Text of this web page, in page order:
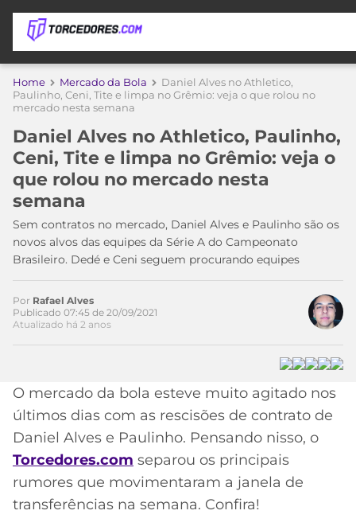
APOSTAS
DICAS
DE
APOSTA
MELHORES
SITES
DE
APOSTAS
2026
CÓDIGO
PROMOCIONAL
DE
INDICAÇÃO
BET365
CÓDIGO
BETANO
ÚLTIMAS
COPA
DO
MUNDO
TIMES
MEU
TIME
SÃO
PAULO
SANTOS
CAMPEONATOS
BRASILEIRÃO
LIBERTADORES
COPA
DO
BRASIL
MÍDIA
DA
BOLA
PALPITES
Home Mercado da Bola
Daniel Alves no Athletico,
Paulinho, Ceni, Tite e limpa no Grêmio: veja o que rolou no
mercado nesta semana
Daniel Alves no Athletico, Paulinho,
Ceni, Tite e limpa no Grêmio: veja o
que rolou no mercado nesta
semana
Sem contratos no mercado, Daniel Alves e Paulinho são os
novos alvos das equipes da Série A do Campeonato
Brasileiro. Dedé e Ceni seguem procurando equipes
Por Rafael Alves
Publicado 07:45 de 20/09/2021
Atualizado há 2 anos
O mercado da bola esteve muito agitado nos
últimos dias com as rescisões de contrato de
Daniel Alves e Paulinho. Pensando nisso, o
Torcedores.com separou os principais
rumores que movimentaram a janela de
transferências na semana. Confira!